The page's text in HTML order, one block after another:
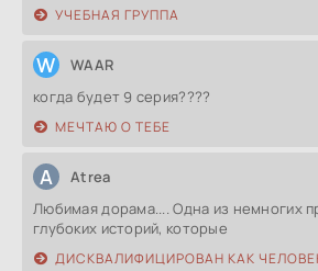
УЧЕБНАЯ ГРУППА
W WAAR
когда будет 9 серия????
МЕЧТАЮ О ТЕБЕ
A Atrea
Любимая дорама.... Одна из немногих
глубоких историй, которые
ДИСКВАЛИФИЦИРОВАН КАК